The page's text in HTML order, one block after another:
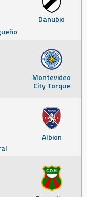
Danubio
Montevideo
City Torque
Albion